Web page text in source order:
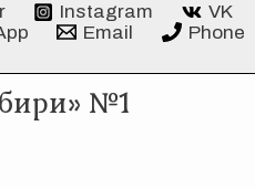
Instagram
VK
Email Phone
№1